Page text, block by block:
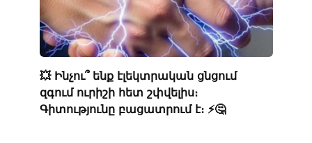
💥 Ինչու՞ ենք էլեկտրական ցնցում
զգում ուրիշի հետ շփվելիս։
Գիտությունը բացատրում է։ ⚡️🤔